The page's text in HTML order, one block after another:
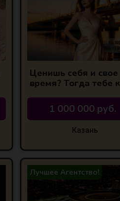
Ценишь себя и свое
время? Тогда тебе к
1 000 000 руб.
Казань
Лучшее Агентство!